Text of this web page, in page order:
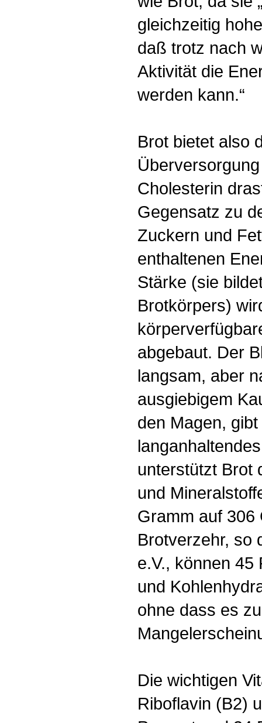
gleichzeitig
daß trotz nach
Aktivität die
werden kann.“
Brot bietet also
Cholesterin
Gegensatz zu
Zuckern und
enthaltenen
Stärke (sie
Brotkörpers)
abgebaut. Der
langsam, aber
ausgiebigem
den Magen,
unterstützt Brot
und
Gramm auf 306
Brotverzehr, so
e.V., können 45
und
ohne dass es
Die wichtigen
Riboflavin (B2)